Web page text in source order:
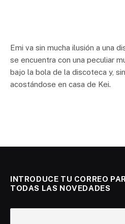
Emi va sin mucha ilusión a una
se encuentra con una peculiar
bajo la bola de la discoteca y,
acostándose en casa de Kei.
INTRODUCE TU CORREO
TODAS LAS NOVEDADES